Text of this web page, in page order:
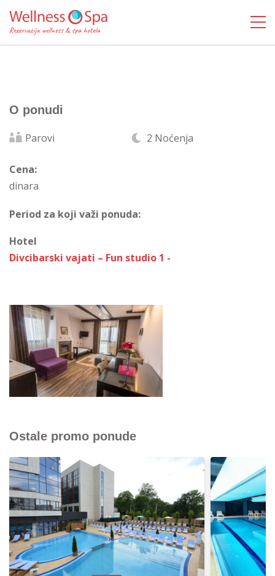
O ponudi
Parovi 2 Noćenja
Cena:
dinara
Period za koji važi ponuda:
Hotel
Divcibarski vajati – Fun studio 1 -
Ostale promo ponude